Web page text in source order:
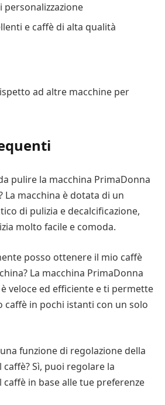
personalizzazione
e caffè di alta qualità
ad altre macchine per
pulire la macchina PrimaDonna
La macchina è dotata di un
di pulizia e decalcificazione,
molto facile e comoda.
posso ottenere il mio caffè
La macchina PrimaDonna
veloce ed efficiente e ti permette
caffè in pochi istanti con un solo
funzione di regolazione della
Sì, puoi regolare la
in base alle tue preferenze